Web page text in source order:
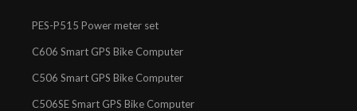
PES-P515 Power meter set
C606 Smart GPS Bike Computer
C506 Smart GPS Bike Computer
C506SE Smart GPS Bike Computer